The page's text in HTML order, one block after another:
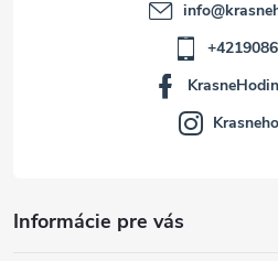
Informácie pre vás
info@